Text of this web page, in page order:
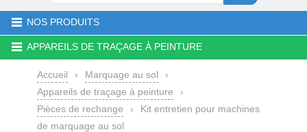
NOS PRODUITS
APPAREILS DE TRAÇAGE À PEINTURE
Accueil › Marquage au sol
›
Appareils de traçage à peinture
›
Pièces de rechange
›
Kit entretien pour machines
de marquage au sol